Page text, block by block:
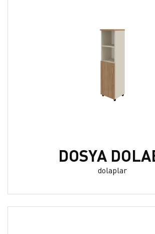
DOSYA
dolaplar